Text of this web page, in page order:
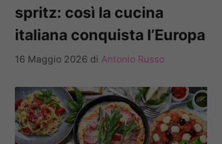
spritz: così la cucina
italiana conquista l’Europa
16 Maggio 2026 di Antonio Russo